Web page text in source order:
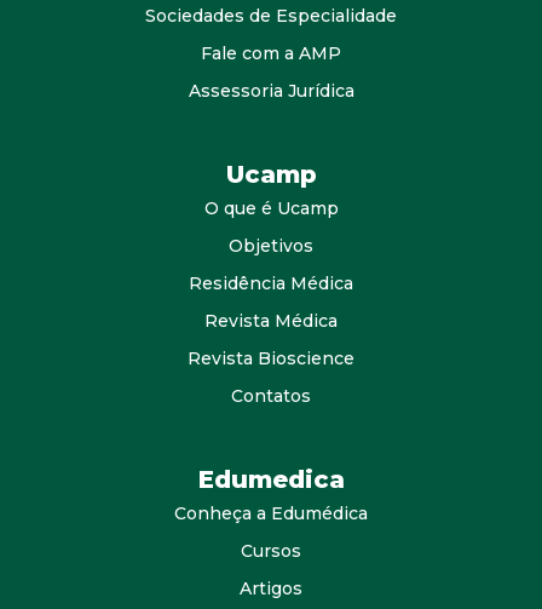
Sociedades de Especialidade
Fale com a AMP
Assessoria Jurídica
Ucamp
O que é Ucamp
Objetivos
Residência Médica
Revista Médica
Revista Bioscience
Contatos
Edumedica
Conheça a Edumédica
Cursos
Artigos